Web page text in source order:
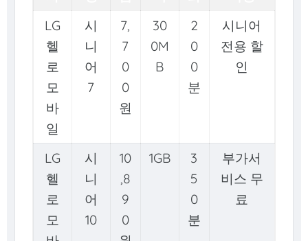
LG
헬
로
모
바
일
시
니
어
7
7,
7
0
0
원
30
0M
B
2
0
0
분
시니어
전용 할
인
LG
헬
로
모
시
니
어
10
10
,8
9
0
1GB
3
5
0
분
부가서
비스 무
료